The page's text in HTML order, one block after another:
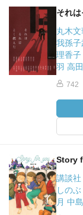
それ
丸木
我孫
理香
羽 高
742
Story
講談
しの
月 中